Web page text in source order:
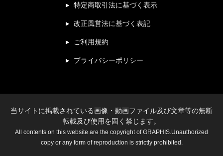
特定商取引法に基づく表示
改正風営法に基づく表記
ご利用規約
プライバシーポリシー
当サイトに掲載されている画像・動画ファイル及び文章等の無断
転載及び使用を固く禁じます。
All contents on this website are the copyright of GRAPHIS.Unauthorized
copy or any form of reproduction is strictly prohibited.